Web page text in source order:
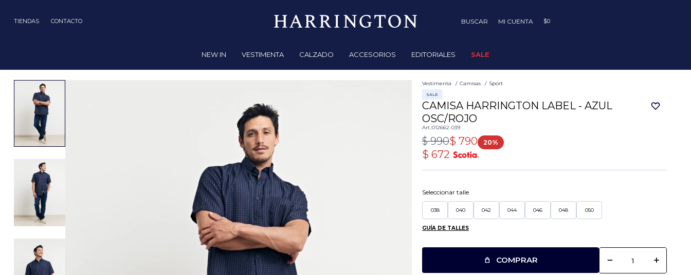
TIENDAS CONTACTO
NEW IN VESTIMENTA CALZADO ACCESORIOS EDITORIALES SALE
$0
Vestimenta Camisas Sport
SALE
CAMISA HARRINGTON LABEL - AZUL
OSC/ROJO
012662-039
$ 790
$ 990 20
$ 672
Seleccionar talle
038 040 042 044 046 048 050
GUÍA DE TALLES
COMPRAR remove add